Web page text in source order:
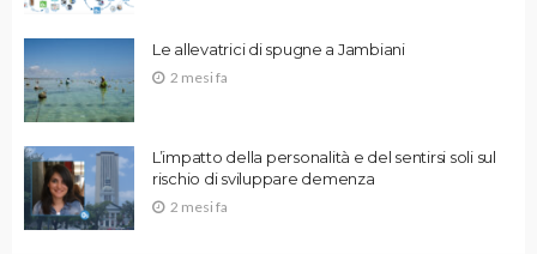
Le allevatrici di spugne a Jambiani
2 mesi fa
L’impatto della personalità e del sentirsi soli sul
rischio di sviluppare demenza
2 mesi fa